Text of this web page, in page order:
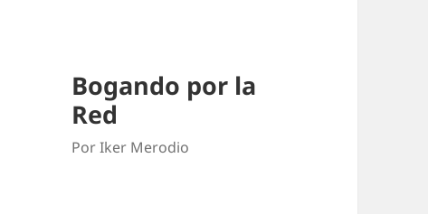
Bogando por la
Red
Por Iker Merodio